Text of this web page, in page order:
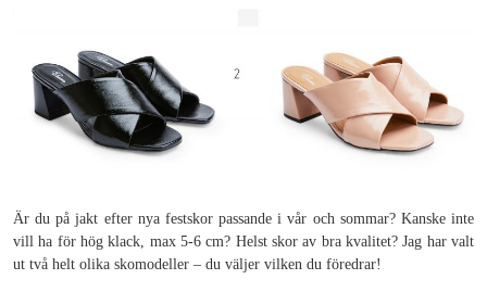
Är du på jakt efter nya festskor passande i vår och sommar? Kanske inte
vill ha för hög klack, max 5-6 cm? Helst skor av bra kvalitet? Jag har valt
ut två helt olika skomodeller – du väljer vilken du föredrar!